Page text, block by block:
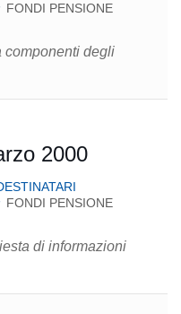
FONDI PENSIONE
componenti degli
2000
FONDI PENSIONE
di informazioni